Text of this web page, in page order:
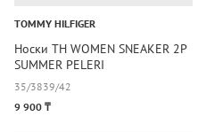
TOMMY HILFIGER
Носки TH WOMEN SNEAKER 2P
SUMMER PELERI
35/3839/42
9 900 ₸